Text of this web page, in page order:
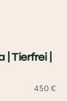
Tierfrei |
450 €